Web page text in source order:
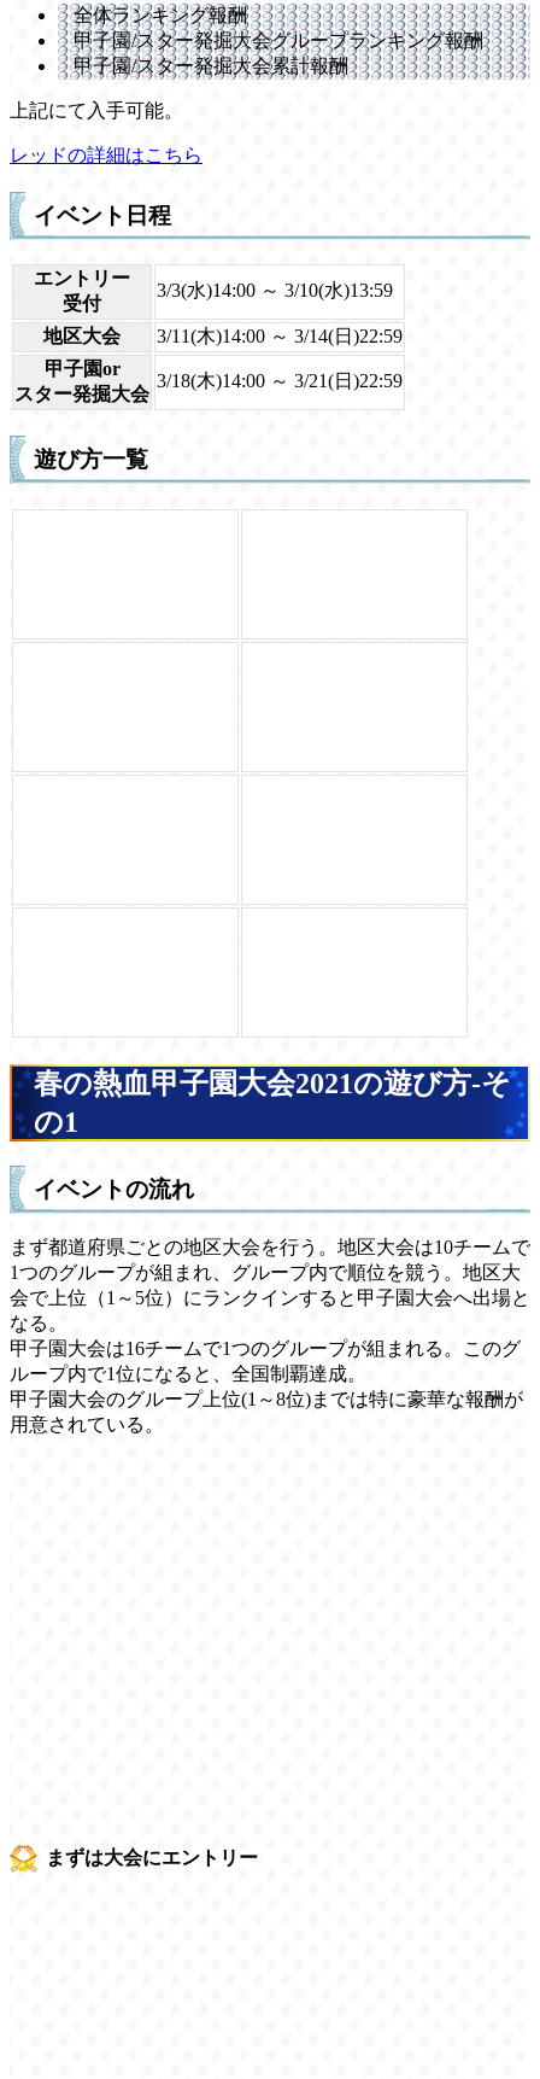
全体ランキング報酬
甲子園/スター発掘大会グループランキング報酬
甲子園/スター発掘大会累計報酬
上記にて入手可能。
レッドの詳細はこちら
イベント日程
エントリー
受付
3/3(水)14:00 ～ 3/10(水)13:59
地区大会
3/11(木)14:00 ～ 3/14(日)22:59
甲子園or
スター発掘大会
3/18(木)14:00 ～ 3/21(日)22:59
遊び方一覧
春の熱血甲子園大会2021の遊び方-そ
の1
イベントの流れ
まず都道府県ごとの地区大会を行う。地区大会は10チームで
1つのグループが組まれ、グループ内で順位を競う。地区大
会で上位（1～5位）にランクインすると甲子園大会へ出場と
なる。
甲子園大会は16チームで1つのグループが組まれる。このグ
ループ内で1位になると、全国制覇達成。
甲子園大会のグループ上位(1～8位)までは特に豪華な報酬が
用意されている。
まずは大会にエントリー